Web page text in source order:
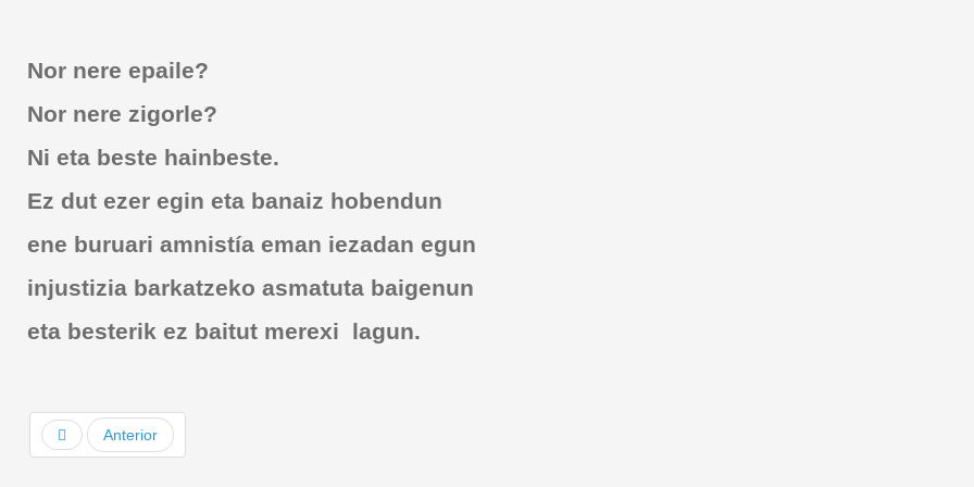
Nor nere epaile?
Nor nere zigorle?
Ni eta beste hainbeste.
Ez dut ezer egin eta banaiz hobendun
ene buruari amnistía eman iezadan egun
injustizia barkatzeko asmatuta baigenun
eta besterik ez baitut merexi lagun.
Anterior